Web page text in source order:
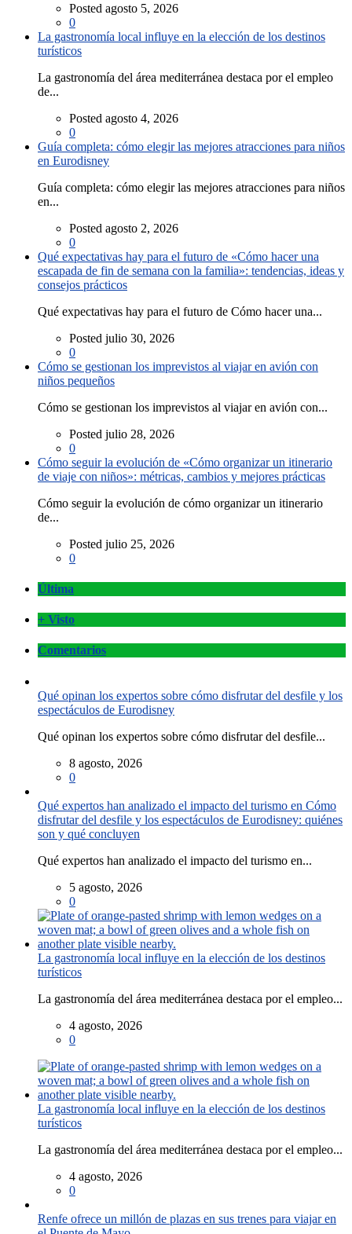
Posted agosto 5, 2026
0
La gastronomía local influye en la elección de los destinos
turísticos
La gastronomía del área mediterránea destaca por el empleo
de...
Posted agosto 4, 2026
0
Guía completa: cómo elegir las mejores atracciones para niños
en Eurodisney
Guía completa: cómo elegir las mejores atracciones para niños
en...
Posted agosto 2, 2026
0
Qué expectativas hay para el futuro de «Cómo hacer una
escapada de fin de semana con la familia»: tendencias, ideas y
consejos prácticos
Qué expectativas hay para el futuro de Cómo hacer una...
Posted julio 30, 2026
0
Cómo se gestionan los imprevistos al viajar en avión con
niños pequeños
Cómo se gestionan los imprevistos al viajar en avión con...
Posted julio 28, 2026
0
Cómo seguir la evolución de «Cómo organizar un itinerario
de viaje con niños»: métricas, cambios y mejores prácticas
Cómo seguir la evolución de cómo organizar un itinerario
de...
Posted julio 25, 2026
0
Última
+ Visto
Comentarios
Qué opinan los expertos sobre cómo disfrutar del desfile y los
espectáculos de Eurodisney
Qué opinan los expertos sobre cómo disfrutar del desfile...
8 agosto, 2026
0
Qué expertos han analizado el impacto del turismo en Cómo
disfrutar del desfile y los espectáculos de Eurodisney: quiénes
son y qué concluyen
Qué expertos han analizado el impacto del turismo en...
5 agosto, 2026
0
La gastronomía local influye en la elección de los destinos
turísticos
La gastronomía del área mediterránea destaca por el empleo...
4 agosto, 2026
0
La gastronomía local influye en la elección de los destinos
turísticos
La gastronomía del área mediterránea destaca por el empleo...
4 agosto, 2026
0
Renfe ofrece un millón de plazas en sus trenes para viajar en